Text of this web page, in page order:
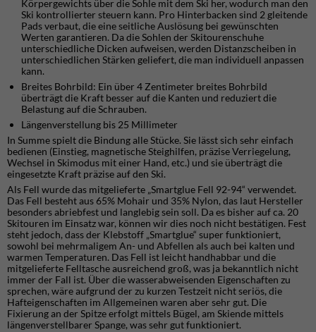
Körpergewichts über die Sohle mit dem Ski her, wodurch man den
Ski kontrollierter steuern kann. Pro Hinterbacken sind 2 gleitende
Pads verbaut, die eine seitliche Auslösung bei gewünschten
Werten garantieren. Da die Sohlen der Skitourenschuhe
unterschiedliche Dicken aufweisen, werden Distanzscheiben in
unterschiedlichen Stärken geliefert, die man individuell anpassen
kann.
Breites Bohrbild: Ein über 4 Zentimeter breites Bohrbild
überträgt die Kraft besser auf die Kanten und reduziert die
Belastung auf die Schrauben.
Längenverstellung bis 25 Millimeter
In Summe spielt die Bindung alle Stücke. Sie lässt sich sehr einfach
bedienen (Einstieg, magnetische Steighilfen, präzise Verriegelung,
Wechsel in Skimodus mit einer Hand, etc.) und sie überträgt die
eingesetzte Kraft präzise auf den Ski.
Als Fell wurde das mitgelieferte „Smartglue Fell 92-94“ verwendet.
Das Fell besteht aus 65% Mohair und 35% Nylon, das laut Hersteller
besonders abriebfest und langlebig sein soll. Da es bisher auf ca. 20
Skitouren im Einsatz war, können wir dies noch nicht bestätigen. Fest
steht jedoch, dass der Klebstoff „Smartglue“ super funktioniert,
sowohl bei mehrmaligem An- und Abfellen als auch bei kalten und
warmen Temperaturen. Das Fell ist leicht handhabbar und die
mitgelieferte Felltasche ausreichend groß, was ja bekanntlich nicht
immer der Fall ist. Über die wasserabweisenden Eigenschaften zu
sprechen, wäre aufgrund der zu kurzen Testzeit nicht seriös, die
Hafteigenschaften im Allgemeinen waren aber sehr gut. Die
Fixierung an der Spitze erfolgt mittels Bügel, am Skiende mittels
längenverstellbarer Spange, was sehr gut funktioniert.